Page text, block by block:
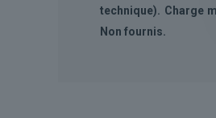
technique). Charge
Non fournis.